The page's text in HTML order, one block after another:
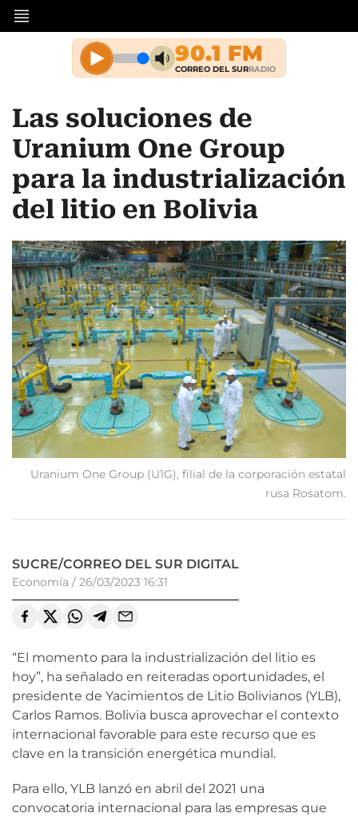
Las soluciones de
Uranium One Group
para la industrialización
del litio en Bolivia
Uranium One Group (U1G), filial de la corporación estatal
rusa Rosatom.
SUCRE/CORREO DEL SUR DIGITAL
Economía / 26/03/2023 16:31
“El momento para la industrialización del litio es
hoy”, ha señalado en reiteradas oportunidades, el
presidente de Yacimientos de Litio Bolivianos (YLB),
Carlos Ramos. Bolivia busca aprovechar el contexto
internacional favorable para este recurso que es
clave en la transición energética mundial.
Para ello, YLB lanzó en abril del 2021 una
convocatoria internacional para las empresas que